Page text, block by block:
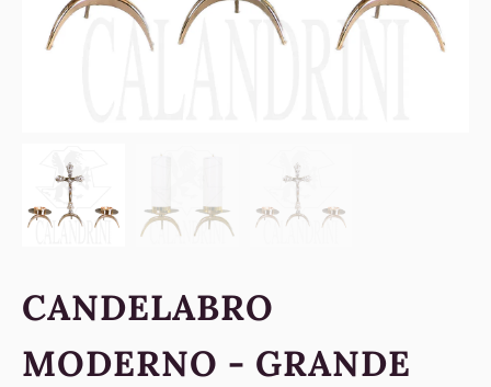
CANDELABRO
MODERNO - GRANDE